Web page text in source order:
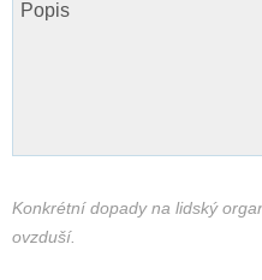
Konkrétní dopady na lidský
ovzduší.